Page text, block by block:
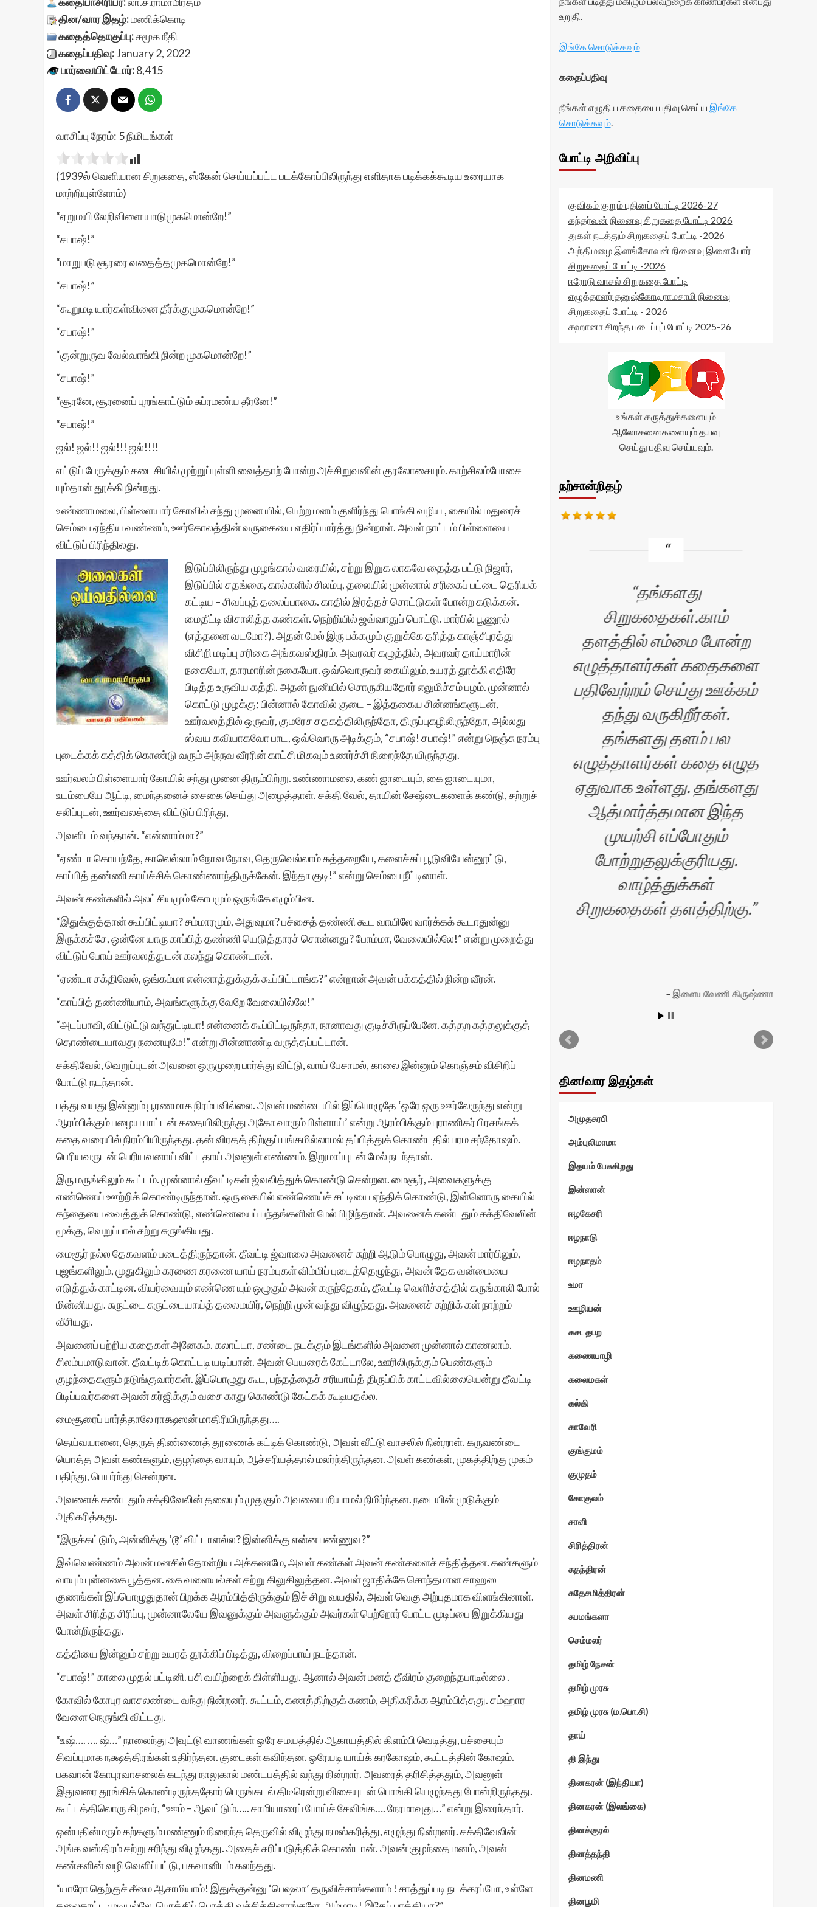
தின/வார இதழ்:மணிக்கொடி
கதைத்தொகுப்பு:சமூக நீதி
கதைப்பதிவு:January 2, 2022
பார்வையிட்டோர்:8,415
வாசிப்பு நேரம்: 5நிமிடங்கள்
(1939ல் வெளியான சிறுகதை, ஸ்கேன் செய்யப்பட்ட படக்கோப்பிலிருந்து எளிதாக படிக்கக்கூடிய உரையாக
மாற்றியுள்ளோம்)
“ஏறுமயி லேறிவிளை யாடுமுகமொன்றே!”
“சபாஷ்!”
“மாறுபடு சூரரை வதைத்தமுகமொன்றே!”
“சபாஷ்!”
“கூறுமடி யார்கள்வினை தீர்க்குமுகமொன்றே!”
“சபாஷ்!”
“குன்றுருவ வேல்வாங்கி நின்ற முகமொன்றே!”
“சபாஷ்!”
“சூரனே, சூரனைப் புறங்காட்டும் சுப்ரமண்ய தீரனே!”
“சபாஷ்!”
ஜல்! ஜல்!! ஜல்!!! ஜல்!!!!
எட்டுப் பேருக்கும் கடைசியில் முற்றுப்புள்ளி வைத்தாற் போன்ற அச்சிறுவனின் குரலோசையும். காற்சிலம்போசை
யும்தான் தூக்கி நின்றது.
உண்ணாமலை, பிள்ளையார் கோவில் சந்து முனை யில், பெற்ற மனம் குளிர்ந்து பொங்கி வழிய , கையில் மதுரைச்
செம்பை ஏந்திய வண்ணம், ஊர்கோலத்தின் வருகையை எதிர்ப்பார்த்து நின்றாள். அவள் நாட்டம் பிள்ளையை
விட்டுப் பிரிந்திலது.
இடுப்பிலிருந்து முழங்கால் வரையில், சற்று இறுக லாகவே தைத்த பட்டு நிஜார்,
இடுப்பில் சதங்கை, கால்களில் சிலம்பு, தலையில் முன்னால் சரிகைப் பட்டை தெரியக்
கட்டிய – சிவப்புத் தலைப்பாகை. காதில் இரத்தச் சொட்டுகள் போன்ற கடுக்கன்.
மைதீட்டி விசாலித்த கண்கள். நெற்றியில் ஜவ்வாதுப் பொட்டு. மார்பில் பூணூல்
(எத்தனை வடமோ?). அதன் மேல் இரு பக்கமும் குறுக்கே தரித்த காஞ்சீபுரத்து
விசிறி மடிப்பு சரிகை அங்கவஸ்திரம். அவரவர் கழுத்தில், அவரவர் தாய்மாரின்
நகையோ, தாரமாரின் நகையோ. ஒவ்வொருவர் கையிலும், உயரத் தூக்கி எதிரே
பிடித்த உருவிய கத்தி. அதன் நுனியில் சொருகியதோர் எலுமிச்சம் பழம். முன்னால்
கொட்டு முழக்கு; பின்னால் கோவில் குடை – இத்தகைய சின்னங்களுடன்,
ஊர்வலத்தில் ஒருவர், குமரேச சதகத்திலிருந்தோ, திருப்புகழிலிருந்தோ, அல்லது
ஸ்வய கவியாகவோ பாட, ஒவ்வொரு அடிக்கும், “சபாஷ்! சபாஷ்!” என்று நெஞ்சு நரம்பு
புடைக்கக் கத்திக் கொண்டு வரும் அந்நவ வீரரின் காட்சி மிகவும் உணர்ச்சி நிறைந்தே யிருந்தது.
ஊர்வலம் பிள்ளையார் கோயில் சந்து முனை திரும்பிற்று. உண்ணாமலை, கண் ஜாடையும், கை ஜாடையுமா,
உடம்பையே ஆட்டி, மைந்தனைச் சைகை செய்து அழைத்தாள். சக்தி வேல், தாயின் சேஷ்டைகளைக் கண்டு, சற்றுச்
சலிப்புடன், ஊர்வலத்தை விட்டுப் பிரிந்து,
அவளிடம் வந்தான். “என்னாம்மா?”
“ஏண்டா கொயந்தே, காலெல்லாம் நோவ நோவ, தெருவெல்லாம் சுத்தறையே, களைச்சுப் பூடுவியேன்னூட்டு,
காப்பித் தண்ணி காய்ச்சிக் கொண்ணாந்திருக்கேன். இந்தா குடி!” என்று செம்பை நீட்டினாள்.
அவன் கண்களில் அலட்சியமும் கோபமும் ஒருங்கே எழும்பின.
“இதுக்குத்தான் கூப்பிட்டியா? சம்மாரமும், அதுவுமா? பச்சைத் தண்ணி கூட வாயிலே வார்க்கக் கூடாதுன்னு
இருக்கச்சே, ஒன்னே யாரு காப்பித் தண்ணி யெடுத்தாரச் சொன்னது? போம்மா, வேலையில்லே!” என்று முறைத்து
விட்டுப் போய் ஊர்வலத்துடன் கலந்து கொண்டான்.
“ஏண்டா சக்திவேல், ஒங்கம்மா என்னாத்துக்குக் கூப்பிட்டாங்க?” என்றான் அவன் பக்கத்தில் நின்ற வீரன்.
“காப்பித் தண்ணியாம், அவங்களுக்கு வேறே வேலையில்லே!”
“அடப்பாவி, விட்டுட்டு வந்துட்டியா! என்னைக் கூப்பிட்டிருந்தா, நானாவது குடிச்சிருப்பேனே. கத்தற கத்தலுக்குத்
தொண்டையாவது நனையுமே!” என்று சின்னாண்டி வருத்தப்பட்டான்.
சக்திவேல், வெறுப்புடன் அவனை ஒருமுறை பார்த்து விட்டு, வாய் பேசாமல், காலை இன்னும் கொஞ்சம் விசிறிப்
போட்டு நடந்தான்.
பத்து வயது இன்னும் பூரணமாக நிரம்பவில்லை. அவன் மண்டையில் இப்பொழுதே ‘ஒரே ஒரு ஊர்லேருந்து என்று
ஆரம்பிக்கும் பழைய பாட்டன் கதையிலிருந்து அகோ வாரும் பிள்ளாய்’ என்று ஆரம்பிக்கும் புராணிகர் பிரசங்கக்
கதை வரையில் நிரம்பியிருந்தது. தன் விரதத் திற்குப் பங்கமில்லாமல் தப்பித்துக் கொண்டதில் பரம சந்தோஷம்.
பெரியவருடன் பெரியவனாய் விட்டதாய் அவனுள் எண்ணம். இறுமாப்புடன் மேல் நடந்தான்.
இரு மருங்கிலும் கூட்டம். முன்னால் தீவட்டிகள் ஜ்வலித்துக் கொண்டு சென்றன. மைசூர், அவைகளுக்கு
எண்ணெய் ஊற்றிக் கொண்டிருந்தான். ஒரு கையில் எண்ணெய்ச் சட்டியை ஏந்திக் கொண்டு, இன்னொரு கையில்
கந்தையை வைத்துக் கொண்டு, எண்ணெயைப் பந்தங்களின் மேல் பிழிந்தான். அவனைக் கண்டதும் சக்திவேலின்
மூக்கு, வெறுப்பால் சற்று சுருங்கியது.
மைசூர் நல்ல தேகவளம் படைத்திருந்தான். தீவட்டி ஜ்வாலை அவனைச் சுற்றி ஆடும் பொழுது, அவன் மார்பிலும்,
புஜங்களிலும், முதுகிலும் கரணை கரணை யாய் நரம்புகள் விம்மிப் புடைத்தெழுந்து, அவன் தேக வன்மையை
எடுத்துக் காட்டின. வியர்வையும் எண்ணெ யும் ஒழுகும் அவன் கருந்தேகம், தீவட்டி வெளிச்சத்தில் கருங்காலி போல்
மின்னியது. சுருட்டை சுருட்டையாய்த் தலைமயிர், நெற்றி முன் வந்து விழுந்தது. அவனைச் சுற்றிக் கள் நாற்றம்
வீசியது.
அவனைப் பற்றிய கதைகள் அனேகம். கலாட்டா, சண்டை நடக்கும் இடங்களில் அவனை முன்னால் காணலாம்.
சிலம்பமாடுவான். தீவட்டிக் கொட்டடி யடிப்பான். அவன் பெயரைக் கேட்டாலே, ஊரிலிருக்கும் பெண்களும்
குழந்தைகளும் நடுங்குவார்கள். இப்பொழுது கூட, பந்தத்தைச் சரியாய்த் திருப்பிக் காட்டவில்லையென்று தீவட்டி
பிடிப்பவர்களை அவன் கர்ஜிக்கும் வசை காது கொண்டு கேட்கக் கூடியதல்ல.
மைசூரைப் பார்த்தாலே ராக்ஷஸன் மாதிரியிருந்தது….
தெய்வயானை, தெருத் திண்ணைத் தூணைக் கட்டிக் கொண்டு, அவள் வீட்டு வாசலில் நின்றாள். கருவண்டை
யொத்த அவள் கண்களும், குழந்தை வாயும், ஆச்சரியத்தால் மலர்ந்திருந்தன. அவள் கண்கள், முகத்திற்கு முகம்
பதிந்து, பெயர்ந்து சென்றன.
அவளைக் கண்டதும் சக்திவேலின் தலையும் முதுகும் அவனையறியாமல் நிமிர்ந்தன. நடையின் முடுக்கும்
அதிகரித்தது.
“இருக்கட்டும், அன்னிக்கு ‘டூ’ விட்டாளல்ல? இன்னிக்கு என்ன பண்ணுவ?”
இவ்வெண்ணம் அவன் மனசில் தோன்றிய அக்கணமே, அவள் கண்கள் அவன் கண்களைச் சந்தித்தன. கண்களும்
வாயும் புன்னகை பூத்தன. கை வளையல்கள் சற்று கிலுகிலுத்தன. அவள் ஜாதிக்கே சொந்தமான சாஹஸ
குணங்கள் இப்பொழுதுதான் பிறக்க ஆரம்பித்திருக்கும் இச் சிறு வயதில், அவள் வெகு அற்புதமாக விளங்கினாள்.
அவள் சிரித்த சிரிப்பு, முன்னாலேயே இவனுக்கும் அவளுக்கும் அவர்கள் பெற்றோர் போட்ட முடிப்பை இறுக்கியது
போன்றிருந்தது.
கத்தியை இன்னும் சற்று உயரத் தூக்கிப் பிடித்து, விறைப்பாய் நடந்தான்.
“சபாஷ்!” காலை முதல் பட்டினி. பசி வயிற்றைக் கிள்ளியது. ஆனால் அவன் மனத் தீவிரம் குறைந்தபாடில்லை .
கோவில் கோபுர வாசலண்டை வந்து நின்றனர். கூட்டம், கணத்திற்குக் கணம், அதிகரிக்க ஆரம்பித்தது. சம்ஹார
வேளை நெருங்கி விட்டது.
“உஷ்…. …. ஷ்…” நாலைந்து அவுட்டு வாணங்கள் ஒரே சமயத்தில் ஆகாயத்தில் கிளம்பி வெடித்து, பச்சையும்
சிவப்புமாக நக்ஷத்திரங்கள் உதிர்ந்தன. குடைகள் கவிந்தன. ஒரேயடி யாய்க் கரகோஷம், கூட்டத்தின் கோஷம்.
பகவான் கோபுரவாசலைக் கடந்து நாலுகால் மண்டபத்தில் வந்து நின்றார். அவரைத் தரிசித்ததும், அவனுள்
இதுவரை தூங்கிக் கொண்டிருந்ததோர் பெருங்கடல் திடீரென்று விசையுடன் பொங்கி யெழுந்தது போன்றிருந்தது.
கூட்டத்திலொரு கிழவர், “ஊம் – ஆவட்டும்….. சாமியாரைப் போய்ச் சேவிங்க…. நேரமாவுது…” என்று இரைந்தார்.
ஒன்பதின்மரும் கற்களும் மண்ணும் நிறைந்த தெருவில் விழுந்து நமஸ்கரித்து, எழுந்து நின்றனர். சக்திவேலின்
அங்க வஸ்திரம் சற்று சரிந்து விழுந்தது. அதைச் சரிப்படுத்திக் கொண்டான். அவன் குழந்தை மனம், அவன்
கண்களின் வழி வெளிப்பட்டு, பகவானிடம் கலந்தது.
“யாரோ தெற்குச் சீமை ஆசாமியாம்! இதுக்குன்னு ‘பெஷலா’ தருவிச்சாங்களாம் ! சாத்துப்படி நடக்கரப்போ, உள்ளே
உறுதி.
இங்கே சொடுக்கவும்
கதைப்பதிவு
நீங்கள் எழுதிய கதையை பதிவு செய்ய இங்கே
சொடுக்கவும்.
போட்டி அறிவிப்பு
குவிகம் குறும் புதினப் போட்டி 2026-27
கந்தர்வன் நினைவு சிறுகதை போட்டி 2026
துகள் நடத்தும் சிறுகதைப் போட்டி -2026
அந்திமழை இளங்கோவன் நினைவு இளையோர்
சிறுகதைப் போட்டி -2026
ஈரோடு வாசல் சிறுகதை போட்டி
எழுத்தாளர் தனுஷ்கோடி ராமசாமி நினைவு
சிறுகதைப் போட்டி - 2026
சஹானா சிறந்த படைப்புப் போட்டி 2025-26
உங்கள் கருத்துக்களையும்
ஆலோசனைகளையும் தயவு
செய்து பதிவு செய்யவும்.
நற்சான்றிதழ்
வணக்கம். எண்ணற்ற
சிறுகதைகளும்,
தொடர்கதைகளும் பல்வேறு
தலைப்புகளில்
கொட்டிக்கிடக்கின்றன.
என்னைப் போன்ற
ஏராளமான
படைப்பாளிகளுக்கு இப்படி
ஒரு வாய்ப்பு. குறுகிய
நெகிழச்செய்கிறது. தங்கள்
அரிய பணிக்கு என்
வாழ்த்துகள்.
சந்திரா மனோகரன்
தங்களது
சிறுகதைகள்.காம்
தளத்தில் எம்மை போன்ற
எழுத்தாளர்கள் கதைகளை
பதிவேற்றம் செய்து ஊக்கம்
தந்து வருகிறீர்கள்.
தங்களது தளம் பல
எழுத்தாளர்கள் கதை எழுத
ஏதுவாக உள்ளது. தங்களது
ஆத்மார்த்தமான இந்த
முயற்சி எப்போதும்
போற்றுதலுக்குரியது.
வாழ்த்துக்கள்
சிறுகதைகள் தளத்திற்கு.
இளையவேணி கிருஷ்ணா
தின/வார இதழ்கள்
அமுதசுரபி
அம்புலிமாமா
இதயம் பேசுகிறது
இன்ஸான்
ஈழகேசரி
ஈழநாடு
ஈழநாதம்
உமா
ஊழியன்
கசடதபற
கணையாழி
கலைமகள்
கல்கி
காவேரி
குங்குமம்
குமுதம்
கோகுலம்
சாவி
சிரித்திரன்
சுதந்திரன்
சுதேசமித்திரன்
சுபமங்களா
செம்மலர்
தமிழ் நேசன்
தமிழ் முரசு
தமிழ் முரசு (ம.பொ.சி)
தாய்
தி இந்து
தினகரன் (இந்தியா)
தினகரன் (இலங்கை)
தினக்குரல்
தினத்தந்தி
தினமணி
தினபூமி